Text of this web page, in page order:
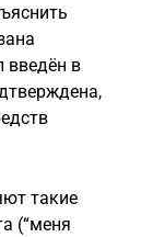
введён в
такие
(“меня